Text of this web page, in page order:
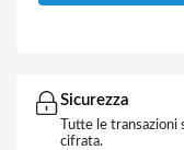
Sicurezza
Tutte le
cifrata.